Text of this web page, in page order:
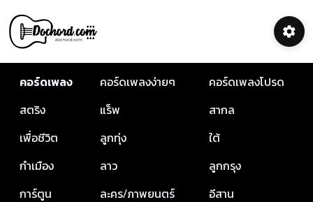
คอร์ดเพลง คอร์ดเพลงง่ายๆ
คอร์ดเพลงโปรด
สตริง
แร็พ
สากล
เพื่อชีวิต
ลูกทุ่ง
ใต้
กำเมือง
ลาว
ลูกกรุง
การ์ตูน
ละคร/ภาพยนตร์ อีสาน